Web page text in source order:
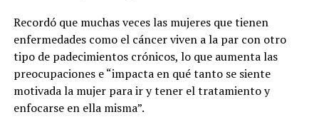
Recordó que muchas veces las mujeres que tienen
enfermedades como el cáncer viven a la par con otro
tipo de padecimientos crónicos, lo que aumenta las
preocupaciones e “impacta en qué tanto se siente
motivada la mujer para ir y tener el tratamiento y
enfocarse en ella misma”.